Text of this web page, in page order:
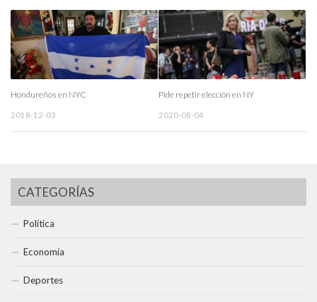
Hondureños en NYC
2018-12-03
Pide repetir elección en NY
2020-08-04
CATEGORÍAS
Política
Economía
Deportes